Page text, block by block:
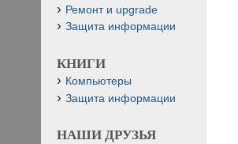
Ремонт и upgrade
Защита информации
КНИГИ
Компьютеры
Защита информации
НАШИ ДРУЗЬЯ